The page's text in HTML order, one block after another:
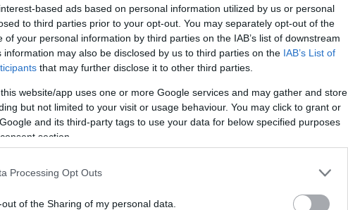
based ads based on personal information utilized by us or personal
to third parties prior to your opt-out. You may separately opt-out of the
of your personal information by third parties on the IAB’s list of downstream
information may also be disclosed by us to third parties on the IAB’s List of
that may further disclose it to other third parties.
website/app uses one or more Google services and may gather and store
but not limited to your visit or usage behaviour. You may click to grant or
and its third-party tags to use your data for below specified purposes
section.
Processing Opt Outs
of the Sharing of my personal data.